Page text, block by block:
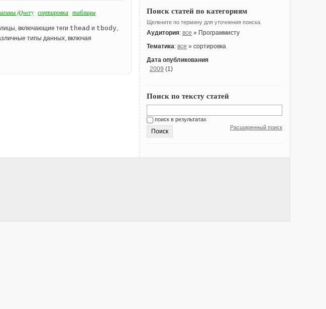
jQuery сортировка таблицы
включающие теги thead и tbody
типы данных, включая
Поиск статей по категориям
Щелкните по термину для уточнения поиска.
Аудитория: все » Программисту
Тематика: все » сортировка
Дата опубликования
2009 (1)
Поиск по тексту статей
поиск в результатах
Расширенный поиск